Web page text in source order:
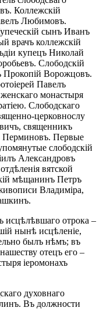
Коллежскій
Любимовъ.
сынъ Иванъ
врачъ коллежскій
купецъ Николай
Слободскій
Прокопій Ворожцовъ.
Павелъ
монастыря
Слободскаго
церковнослу
священникъ
Перминовъ. Первые
слободскій
Александровъ
вятской
мѣщанинъ Петръ
Владиміра,
исцѣлѣвшаго отрока –
нынѣ исцѣленіе,
былъ нѣмъ; въ
отецъ его –
іеромонахъ
духовнаго
Въ должности